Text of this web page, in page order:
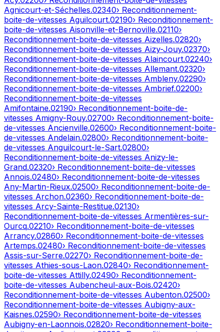
Agnicourt-et-Séchelles.02340› Reconditionnement-
boite-de-vitesses Aguilcourt.02190› Reconditionnement-
boite-de-vitesses Aisonville-et-Bernoville.02110›
Reconditionnement-boite-de-vitesses Aizelles.02820›
Reconditionnement-boite-de-vitesses Aizy-Jouy.02370›
Reconditionnement-boite-de-vitesses Alaincourt.02240›
Reconditionnement-boite-de-vitesses Allemant.02320›
Reconditionnement-boite-de-vitesses Ambleny.02290›
Reconditionnement-boite-de-vitesses Ambrief.02200›
Reconditionnement-boite-de-vitesses
Amifontaine.02190› Reconditionnement-boite-de-
vitesses Amigny-Rouy.02700› Reconditionnement-boite-
de-vitesses Ancienville.02600› Reconditionnement-boite-
de-vitesses Andelain.02800› Reconditionnement-boite-
de-vitesses Anguilcourt-le-Sart.02800›
Reconditionnement-boite-de-vitesses Anizy-le-
Grand.02320› Reconditionnement-boite-de-vitesses
Annois.02480› Reconditionnement-boite-de-vitesses
Any-Martin-Rieux.02500› Reconditionnement-boite-de-
vitesses Archon.02360› Reconditionnement-boite-de-
vitesses Arcy-Sainte-Restitue.02130›
Reconditionnement-boite-de-vitesses Armentières-sur-
Ourcq.02210› Reconditionnement-boite-de-vitesses
Arrancy.02860› Reconditionnement-boite-de-vitesses
Artemps.02480› Reconditionnement-boite-de-vitesses
Assis-sur-Serre.02270› Reconditionnement-boite-de-
vitesses Athies-sous-Laon.02840› Reconditionnement-
boite-de-vitesses Attilly.02490› Reconditionnement-
boite-de-vitesses Aubencheul-aux-Bois.02420›
Reconditionnement-boite-de-vitesses Aubenton.02500›
Reconditionnement-boite-de-vitesses Aubigny-aux-
Kaisnes.02590› Reconditionnement-boite-de-vitesses
Aubigny-en-Laonnois.02820› Reconditionnement-boite-